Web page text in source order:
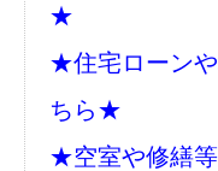
★
★住宅ローンや
ちら★
★空室や修繕